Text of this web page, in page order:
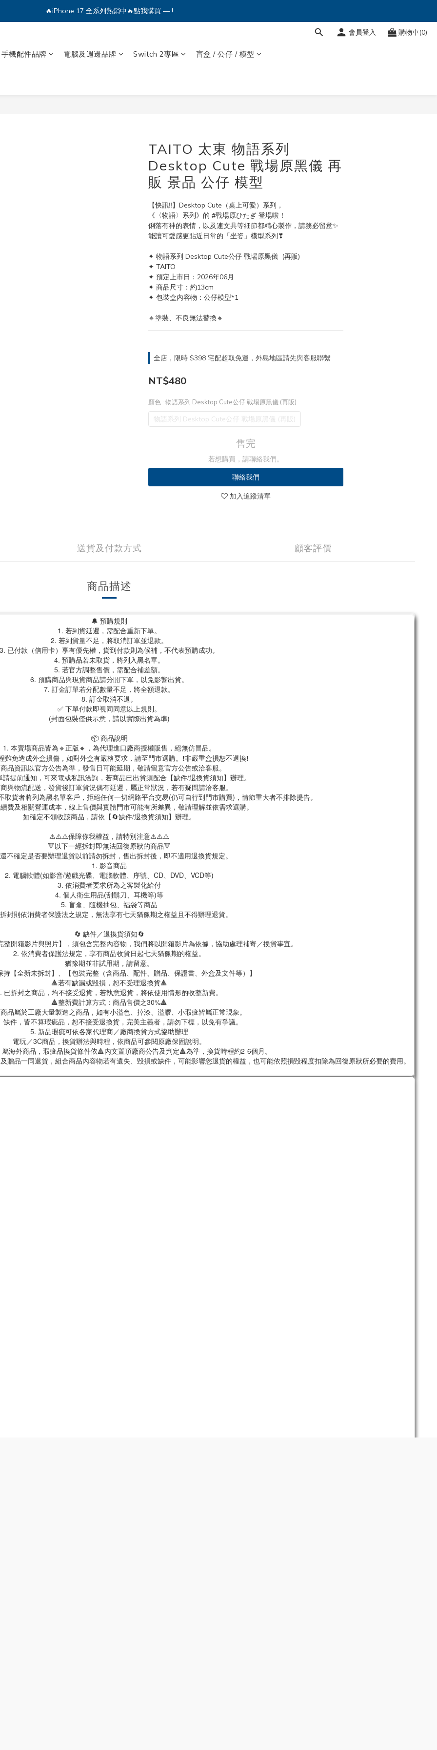
🔥iPhone 17 全系列熱銷中🔥點我購買 — !
🔥iPhone 17 全系列熱銷中🔥點我購買 — !
🔥iPhone 17 全系列熱銷中🔥點我購買 — !
會員登入 購物車(0)
手機配件品牌 電腦及週邊品牌 Switch 2專區 盲盒 / 公仔 / 模型
TAITO 太東 物語系列
Desktop Cute 戰場原黑儀 再
販 景品 公仔 模型
【快訊‼】Desktop Cute（桌上可愛）系列，
《〈物語〉系列》的 #戰場原ひたぎ 登場啦！
俐落有神的表情，以及連文具等細節都精心製作，請務必留意✨
能讓可愛感更貼近日常的「坐姿」模型系列❣
✦ 物語系列 Desktop Cute公仔 戰場原黑儀  (再販)
✦ TAITO
✦ 預定上市日：2026年06月
✦ 商品尺寸：約13cm
✦ 包裝盒內容物：公仔模型*1
🔸塗裝、不良無法替換🔸
全店，限時 $398 宅配超取免運，外島地區請先與客服聯繫
NT$480
顏色 : 物語系列 Desktop Cute公仔 戰場原黑儀 (再販)
物語系列 Desktop Cute公仔 戰場原黑儀 (再販)
售完
若想購買，請聯絡我們。
聯絡我們
加入追蹤清單
送貨及付款方式 顧客評價
商品描述
🔔 預購規則
1. 若到貨延遲，需配合重新下單。
2. 若到貨量不足，將取消訂單並退款。
3. 已付款（信用卡）享有優先權，貨到付款則為候補，不代表預購成功。
4. 預購品若未取貨，將列入黑名單。
5. 若官方調整售價，需配合補差額。
6. 預購商品與現貨商品請分開下單，以免影響出貨。
7. 訂金訂單若分配數量不足，將全額退款。
8. 訂金取消不退。
✅ 下單付款即視同同意以上規則。
(封面包裝僅供示意，請以實際出貨為準)
📦 商品說明
1. 本賣場商品皆為🔸正版🔸，為代理進口廠商授權販售，絕無仿冒品。
難免造成外盒損傷，如對外盒有嚴格要求，請至門市選購。❗非嚴重盒損恕不退換❗
品資訊以官方公告為準，發售日可能延期，敬請留意官方公告或洽客服。
提前通知，可來電或私訊洽詢，若商品已出貨須配合【缺件/退換貨須知】辦理。
與物流配送，發貨後訂單貨況偶有延遲，屬正常狀況，若有疑問請洽客服。
貨者將列為黑名單客戶，拒絕任何一切網路平台交易(仍可自行到門市購買)，情節重大者不排除提告。
費及相關營運成本，線上售價與實體門市可能有所差異，敬請理解並依需求選購。
如確定不領收該商品，請依【🔄缺件/退換貨須知】辦理。
⚠️⚠️⚠️保障你我權益，請特別注意⚠️⚠️⚠️
🔻以下一經拆封即無法回復原狀的商品🔻
不確定是否要辦理退貨以前請勿拆封，售出拆封後，即不適用退換貨規定。
1. 影音商品
2. 電腦軟體(如影音/遊戲光碟、電腦軟體、序號、CD、DVD、VCD等)
3. 依消費者要求所為之客製化給付
4. 個人衛生用品(刮鬍刀、耳機等)等
5. 盲盒、隨機抽包、福袋等商品
封則依消費者保護法之規定，無法享有七天猶豫期之權益且不得辦理退貨。
🔄 缺件／退換貨須知🔄
開箱影片與照片】，須包含完整內容物，我們將以開箱影片為依據，協助處理補寄／換貨事宜。
2. 依消費者保護法規定，享有商品收貨日起七天猶豫期的權益。
猶豫期並非試用期，請留意。
持【全新未拆封】、【包裝完整（含商品、配件、贈品、保證書、外盒及文件等）】
🔺若有缺漏或毀損，恕不受理退換貨🔺
已拆封之商品，均不接受退貨，若執意退貨，將依使用情形酌收整新費。
🔺整新費計算方式：商品售價之30%🔺
品屬於工廠大量製造之商品，如有小溢色、掉漆、溢膠、小瑕疵皆屬正常現象。
缺件，皆不算瑕疵品，恕不接受退換貨，完美主義者，請勿下標，以免有爭議。
5. 新品瑕疵可依各家代理商／廠商換貨方式協助辦理
電玩／3C商品，換貨辦法與時程，依商品可參閱原廠保固說明。
海外商品，瑕疵品換貨條件依🔺內文置頂廠商公告及判定🔺為準，換貨時程約2-6個月。
品一同退貨，組合商品內容物若有遺失、毀損或缺件，可能影響您退貨的權益，也可能依照損毀程度扣除為回復原狀所必要的費用。